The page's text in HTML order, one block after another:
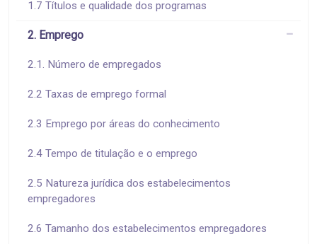
1.7 Títulos e qualidade dos programas
2. Emprego
2.1. Número de empregados
2.2 Taxas de emprego formal
2.3 Emprego por áreas do conhecimento
2.4 Tempo de titulação e o emprego
2.5 Natureza jurídica dos estabelecimentos
empregadores
2.6 Tamanho dos estabelecimentos empregadores